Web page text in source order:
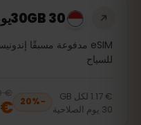
30GB 30يوم
للسياح
€ 1.17 لكل GB
30 يوم الصلاحية
−
20%
% off, was
€ 43.99